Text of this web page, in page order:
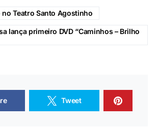
Teatro Santo Agostinho
lança primeiro DVD “Caminhos – Brilho
Tweet